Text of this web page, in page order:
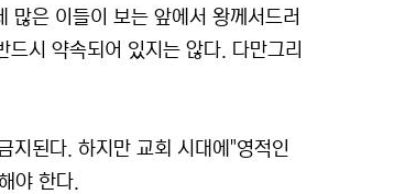
은 이들이 보는 앞에서 왕께서드러
시 약속되어 있지는 않다. 다만그리
된다. 하지만 교회 시대에"영적인
야 한다.